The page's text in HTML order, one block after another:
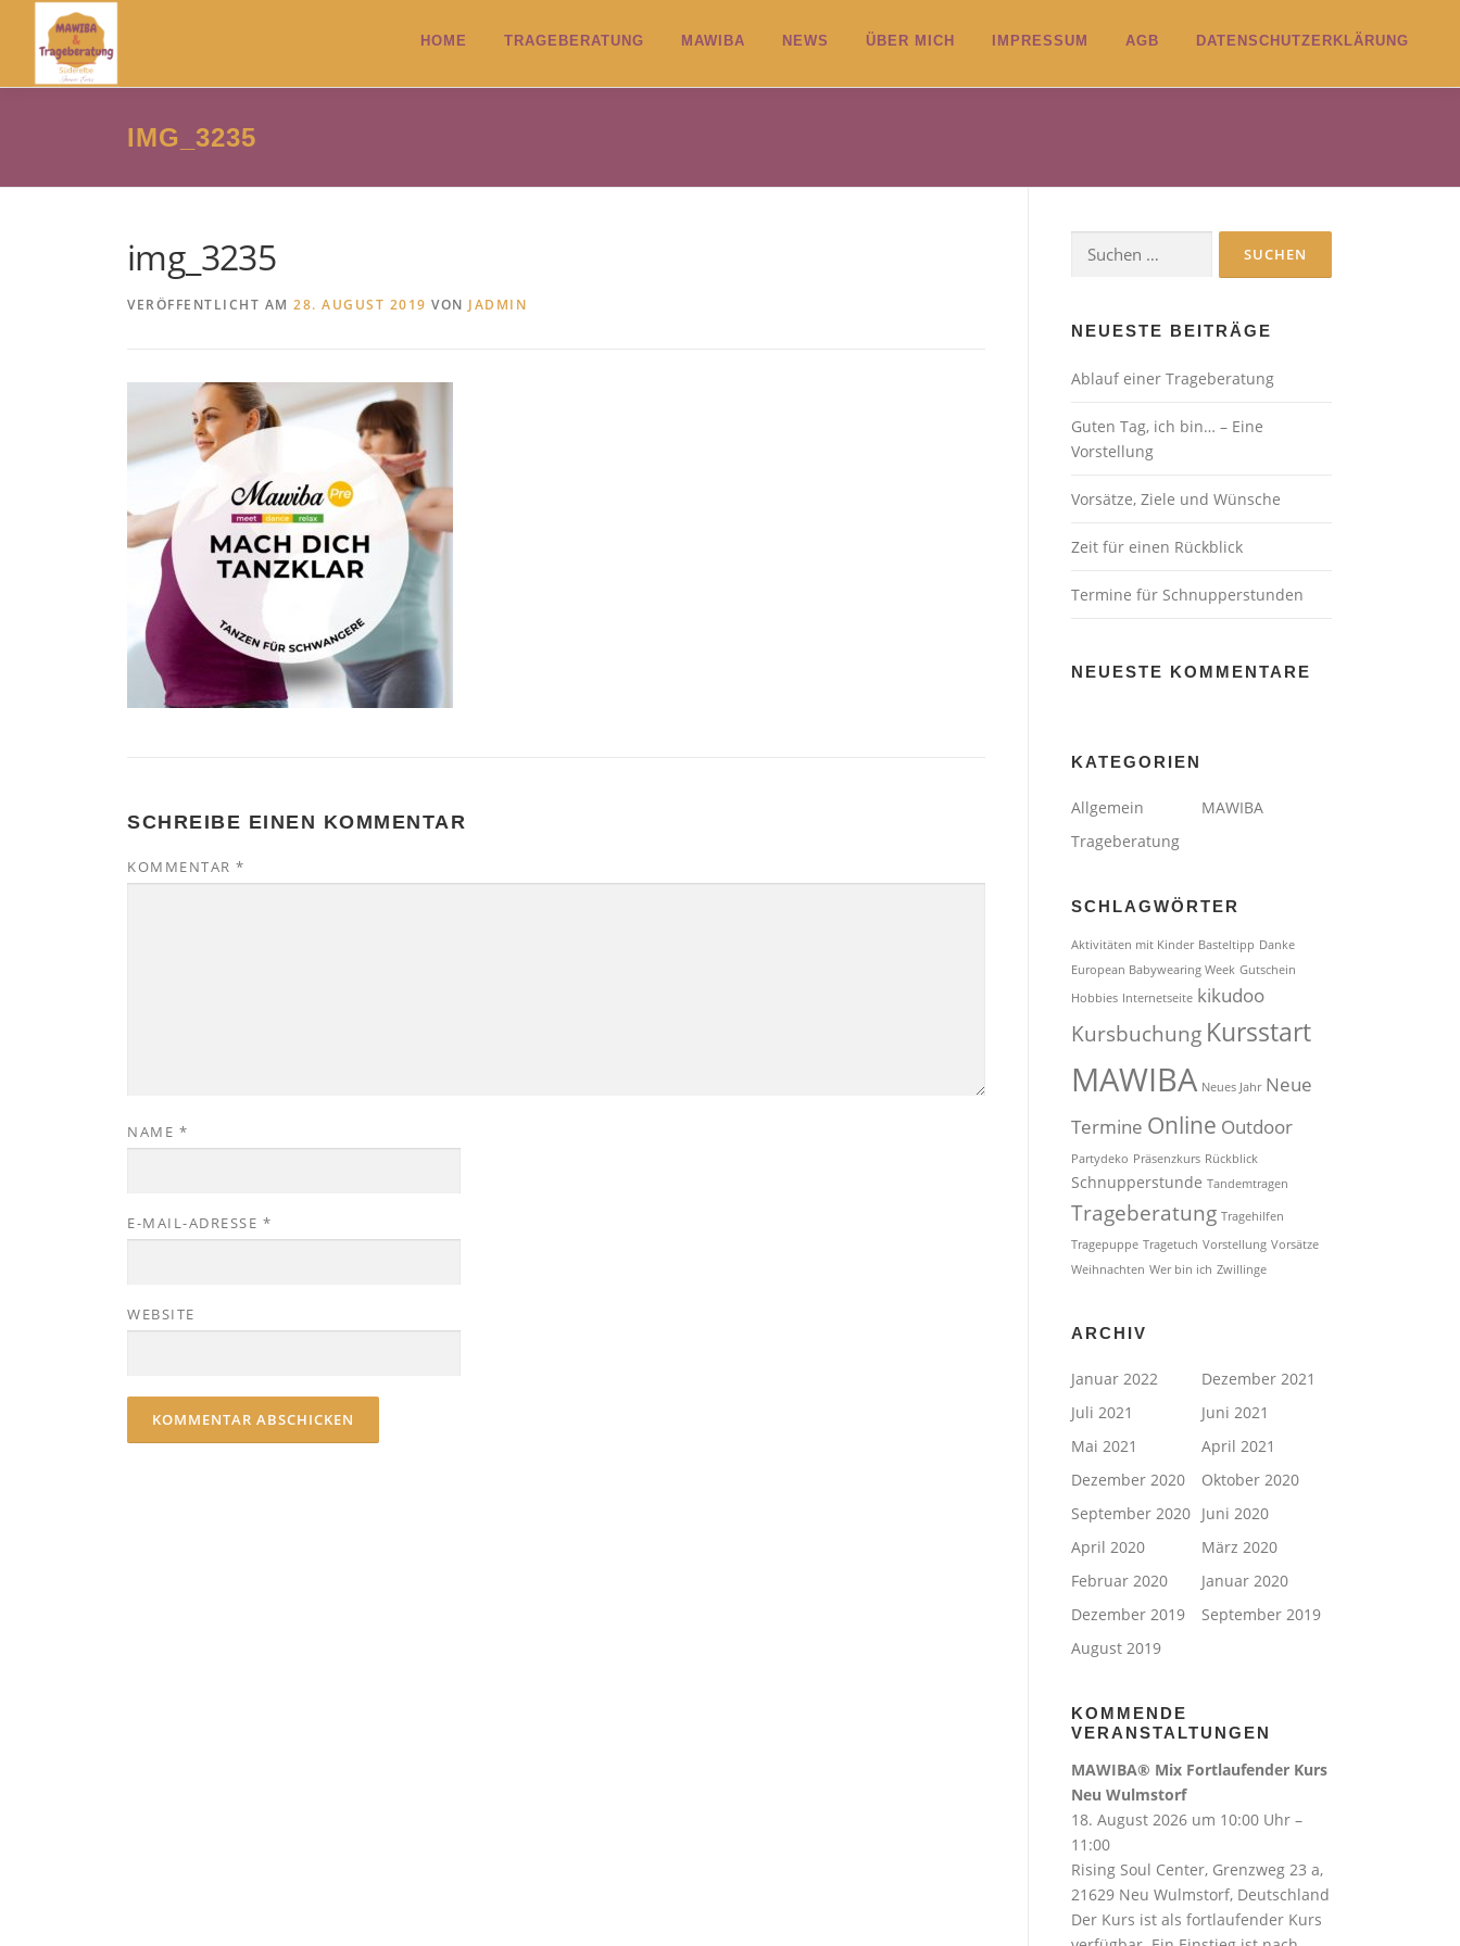
springen
HOME TRAGEBERATUNG MAWIBA NEWS ÜBER MICH IMPRESSUM AGB DATENSCHUTZERKLÄRUNG
IMG_3235
img_3235
VERÖFFENTLICHT AM 28. AUGUST 2019 VON JADMIN
SCHREIBE EINEN KOMMENTAR
KOMMENTAR *
NAME *
E-MAIL-ADRESSE *
WEBSITE
Suchen
nach:
NEUESTE BEITRÄGE
Ablauf einer Trageberatung
Guten Tag, ich bin… – Eine
Vorstellung
Vorsätze, Ziele und Wünsche
Zeit für einen Rückblick
Termine für Schnupperstunden
NEUESTE KOMMENTARE
KATEGORIEN
Allgemein
MAWIBA
Trageberatung
SCHLAGWÖRTER
Aktivitäten mit Kinder Basteltipp Danke
European Babywearing Week Gutschein
Hobbies Internetseite kikudoo
Kursbuchung Kursstart
MAWIBA Neues Jahr Neue
Termine Online Outdoor
Partydeko Präsenzkurs Rückblick
Schnupperstunde Tandemtragen
Trageberatung Tragehilfen
Tragepuppe Tragetuch Vorstellung Vorsätze
Weihnachten Wer bin ich Zwillinge
ARCHIV
Januar 2022
Dezember 2021
Juli 2021
Juni 2021
Mai 2021
April 2021
Dezember 2020
Oktober 2020
September 2020 Juni 2020
April 2020
März 2020
Februar 2020
Januar 2020
Dezember 2019
September 2019
August 2019
KOMMENDE
VERANSTALTUNGEN
MAWIBA® Mix Fortlaufender Kurs
Neu Wulmstorf
18. August 2026 um 10:00 Uhr –
11:00
Rising Soul Center, Grenzweg 23 a,
21629 Neu Wulmstorf, Deutschland
Der Kurs ist als fortlaufender Kurs